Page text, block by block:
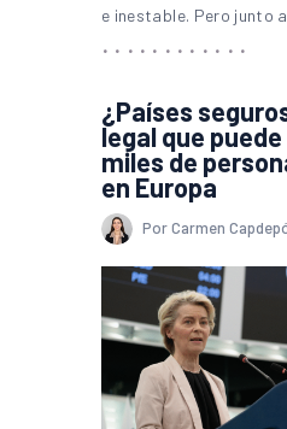
e inestable. Pero junto
¿Países
legal que
miles de
en Europa
Por Carmen